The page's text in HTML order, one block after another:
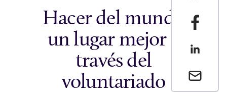
Envia un
Hacer del mundo
un lugar mejor a
través del
voluntariado